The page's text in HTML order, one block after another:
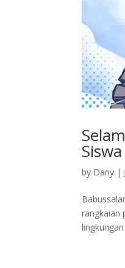
by Dany |
rangkaian